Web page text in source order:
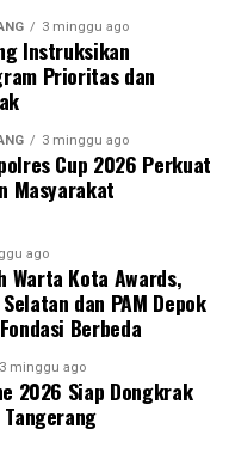
3 minggu ago
Instruksikan
Prioritas dan
3 minggu ago
Cup 2026 Perkuat
Masyarakat
ago
Warta Kota Awards,
dan PAM Depok
Berbeda
3 minggu ago
2026 Siap Dongkrak